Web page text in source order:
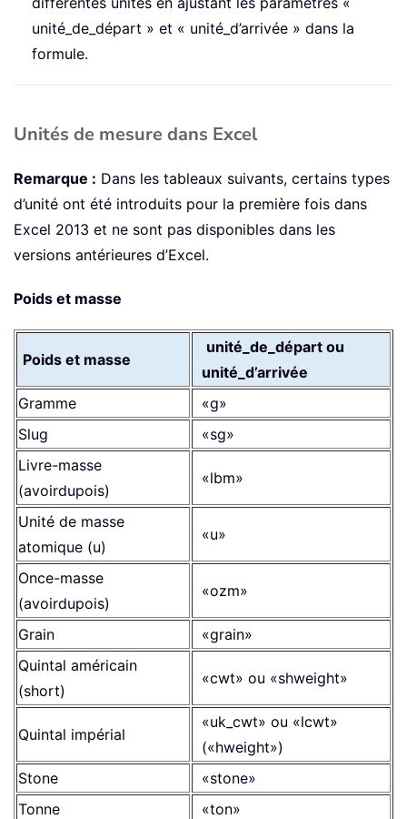
unité_de_départ » et « unité_d’arrivée » dans la
formule.
Unités de mesure dans Excel
Remarque : Dans les tableaux suivants, certains types
d’unité ont été introduits pour la première fois dans
Excel 2013 et ne sont pas disponibles dans les
versions antérieures d’Excel.
Poids et masse
Poids et masse
unité_de_départ ou
unité_d’arrivée
Gramme
«g»
Slug
«sg»
Livre-masse
(avoirdupois)
«lbm»
Unité de masse
atomique (u)
«u»
Once-masse
(avoirdupois)
«ozm»
Grain
«grain»
Quintal américain
(short)
«cwt» ou «shweight»
Quintal impérial
«uk_cwt» ou «lcwt»
(«hweight»)
Stone
«stone»
Tonne
«ton»